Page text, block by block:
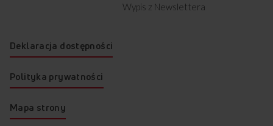
Wypis z Newslettera
Deklaracja dostępności
Polityka prywatności
Mapa strony